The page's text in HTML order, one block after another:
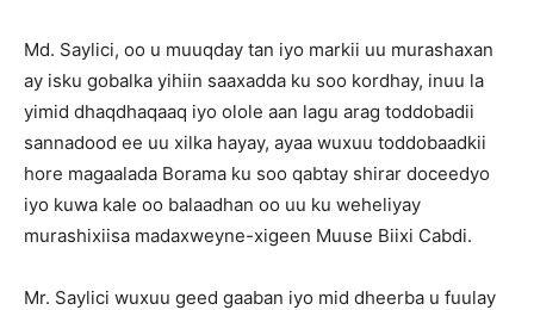
Md. Saylici, oo u muuqday tan iyo markii uu murashaxan
ay isku gobalka yihiin saaxadda ku soo kordhay, inuu la
yimid dhaqdhaqaaq iyo olole aan lagu arag toddobadii
sannadood ee uu xilka hayay, ayaa wuxuu toddobaadkii
hore magaalada Borama ku soo qabtay shirar doceedyo
iyo kuwa kale oo balaadhan oo uu ku weheliyay
murashixiisa madaxweyne-xigeen Muuse Biixi Cabdi.
Mr. Saylici wuxuu geed gaaban iyo mid dheerba u fuulay